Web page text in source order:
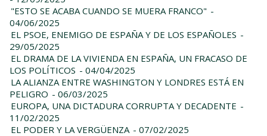
"ESTO SE ACABA CUANDO SE MUERA FRANCO" -
04/06/2025
EL PSOE, ENEMIGO DE ESPAÑA Y DE LOS ESPAÑOLES -
29/05/2025
EL DRAMA DE LA VIVIENDA EN ESPAÑA, UN FRACASO DE
LOS POLÍTICOS - 04/04/2025
LA ALIANZA ENTRE WASHINGTON Y LONDRES ESTÁ EN
PELIGRO - 06/03/2025
EUROPA, UNA DICTADURA CORRUPTA Y DECADENTE -
11/02/2025
EL PODER Y LA VERGÜENZA - 07/02/2025